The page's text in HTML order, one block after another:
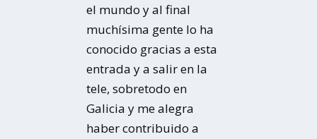
el mundo y al final
muchísima gente lo ha
conocido gracias a esta
entrada y a salir en la
tele, sobretodo en
Galicia y me alegra
haber contribuido a